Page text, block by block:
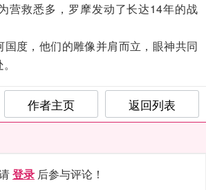
营救悉多，罗摩发动了长达14年的战
度，他们的雕像并肩而立，眼神共同
作者主页 返回列表
登录 后参与评论！